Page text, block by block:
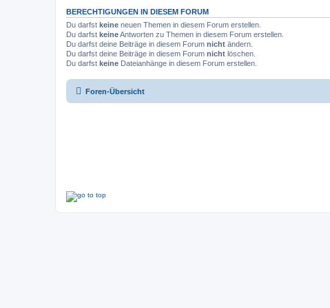
BERECHTIGUNGEN IN DIESEM FORUM
Du darfst keine neuen Themen in diesem Forum erstellen.
Du darfst keineAntworten zu Themen in diesem Forum erstellen.
Du darfst deine Beiträge in diesem Forum nicht ändern.
Du darfst deine Beiträge in diesem Forum nicht löschen.
Du darfst keine Dateianhänge in diesem Forum erstellen.
Foren-Übersicht